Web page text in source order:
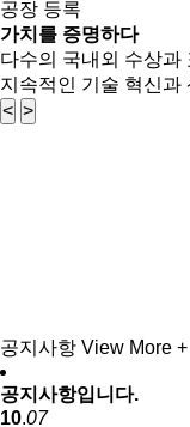
공장 등록
가치를 증명하다
다수의 국내외 수상과
지속적인 기술 혁신과
< >
공지사항 View More +
공지사항입니다.
10.07